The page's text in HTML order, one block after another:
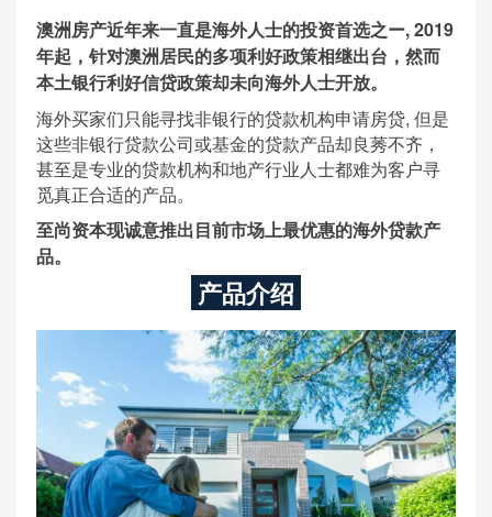
澳洲房产近年来一直是海外人士的投资首选之ー, 2019
年起，针对澳洲居民的多项利好政策相继出台，然而
本土银行利好信贷政策却未向海外人士开放。
海外买家们只能寻找非银行的贷款机构申请房贷, 但是
这些非银行贷款公司或基金的贷款产品却良莠不齐，
甚至是专业的贷款机构和地产行业人士都难为客户寻
觅真正合适的产品。
至尚资本现诚意推出目前市场上最优惠的海外贷款产
品。
产品介绍